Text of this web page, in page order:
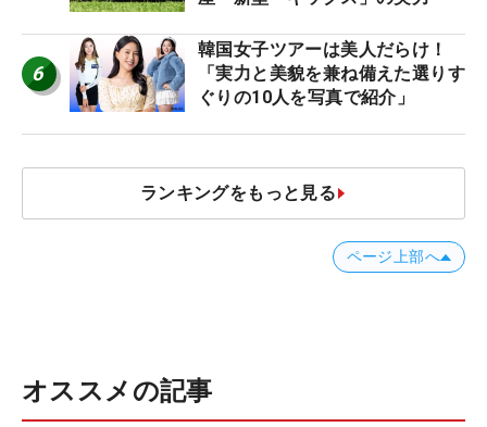
6
韓国女子ツアーは美人だらけ！
「実力と美貌を兼ね備えた選りす
ぐりの10人を写真で紹介」
ランキングをもっと見る
ページ上部へ
オススメの記事